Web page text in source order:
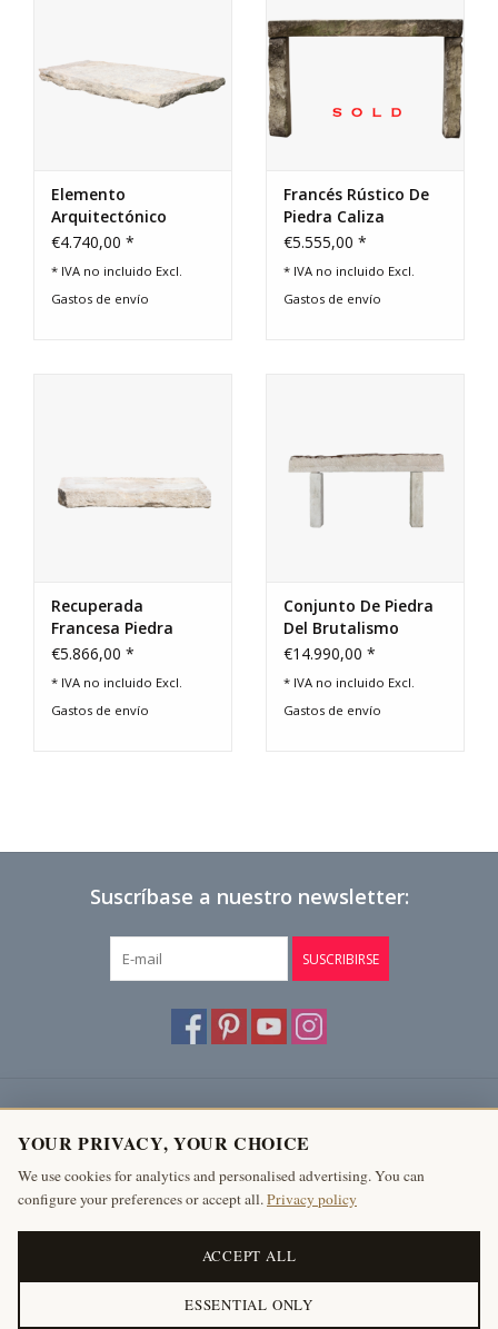
Elemento
Arquitectónico
Francés
€4.740,00 *
* IVA no incluido Excl.
Gastos de envío
Francés Rústico De
Piedra Caliza
Chimenea Surround
€5.555,00 *
* IVA no incluido Excl.
Gastos de envío
Recuperada
Francesa Piedra
Caliza Elemento
€5.866,00 *
* IVA no incluido Excl.
Gastos de envío
Conjunto De Piedra
Del Brutalismo
€14.990,00 *
* IVA no incluido Excl.
Gastos de envío
Suscríbase a nuestro newsletter:
SUSCRIBIRSE
Productos
Mi cuenta
The Antique Fireplace Bank
YOUR PRIVACY, YOUR CHOICE
We use cookies for analytics and personalised advertising. You can
configure your preferences or accept all.Privacy policy
ACCEPT ALL
ESSENTIAL ONLY